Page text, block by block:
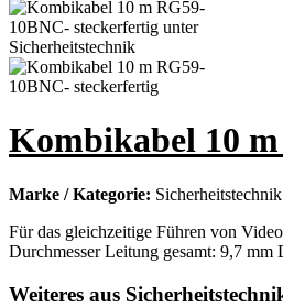
Kombikabel 10
Marke / Kategorie: Sicherheitstechnik
Für das gleichzeitige Führen von
Durchmesser Leitung gesamt: 9,7
Weiteres aus